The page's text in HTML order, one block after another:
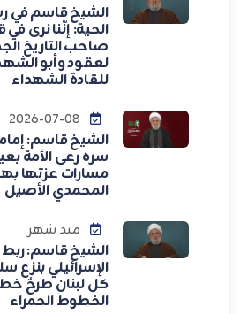
الشيخ قاسم في
الحية: إنَّنا نرى
صاحب التاريخ
لعقود وأبو
للقادة الشهداء
الشيخ قاسم:
سره رعى الأمة
مسارات عزتها
المحمدي الأصيل
منذ شهر
الشيخ قاسم: ربط
الإسرائيلي بنزع
كل لبنان طرحٌ
الخطوط الحمراء